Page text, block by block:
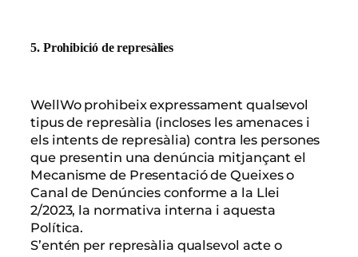
5. Prohibició de represàlies
WellWo prohibeix expressament qualsevol
tipus de represàlia (incloses les amenaces i
els intents de represàlia) contra les persones
que presentin una denúncia mitjançant el
Mecanisme de Presentació de Queixes o
Canal de Denúncies conforme a la Llei
2/2023, la normativa interna i aquesta
Política.
S’entén per represàlia qualsevol acte o